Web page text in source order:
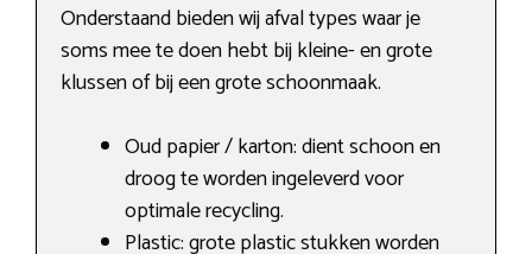
Onderstaand bieden wij afval types waar je
soms mee te doen hebt bij kleine- en grote
klussen of bij een grote schoonmaak.
Oud papier / karton: dient schoon en
droog te worden ingeleverd voor
optimale recycling.
Plastic: grote plastic stukken worden